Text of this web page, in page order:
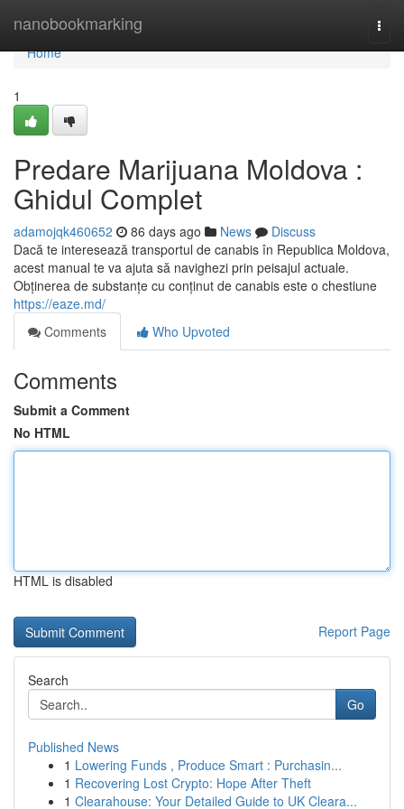
nanobookmarking
Home
Home
1
Predare Marijuana Moldova :
Ghidul Complet
adamojqk460652 86 days ago News
Discuss
Dacă te interesează transportul de canabis în Republica Moldova,
acest manual te va ajuta să navighezi prin peisajul actuale.
Obținerea de substanțe cu conținut de canabis este o chestiune
https://eaze.md/
Comments
Who Upvoted
Comments
Submit a Comment
No HTML
HTML is disabled
Report Page
Search
Go
Published News
1 Lowering Funds , Produce Smart : Purchasin...
1 Recovering Lost Crypto: Hope After Theft
1 Clearahouse: Your Detailed Guide to UK Cleara...